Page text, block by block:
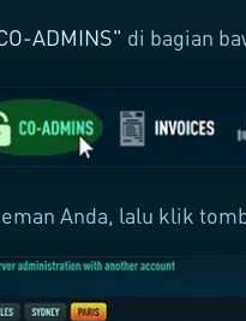
ADMINS" di bagian
Anda, lalu klik